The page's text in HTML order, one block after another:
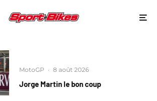
MotoGP · 8 août 2026
Jorge Martin le bon coup